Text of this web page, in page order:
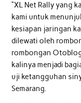
“XL Net Rally yang
kami untuk
kesiapan jaringan
dilewati oleh
rombongan
kalinya menjadi
uji ketangguhan
Semarang.